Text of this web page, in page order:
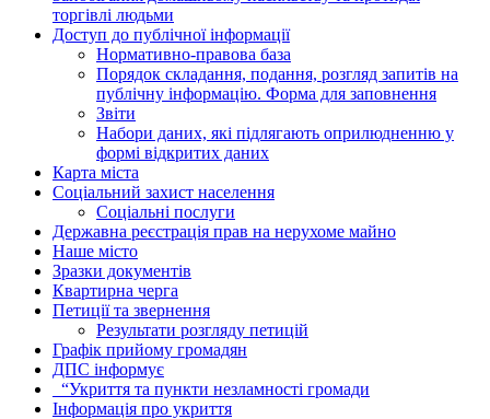
торгівлі людьми
Доступ до публічної інформації
Нормативно-правова база
Порядок складання, подання, розгляд запитів на
публічну інформацію. Форма для заповнення
Звіти
Набори даних, які підлягають оприлюдненню у
формі відкритих даних
Карта міста
Соціальний захист населення
Соціальні послуги
Державна реєстрація прав на нерухоме майно
Наше місто
Зразки документів
Квартирна черга
Петиції та звернення
Результати розгляду петицій
Графік прийому громадян
ДПС інформує
“Укриття та пункти незламності громади
Інформація про укриття